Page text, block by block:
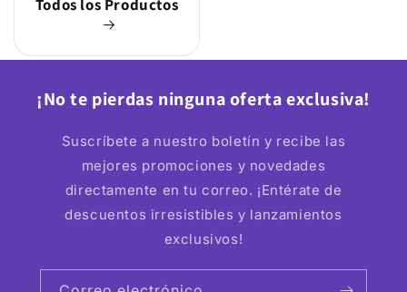
Todos los Productos
¡No te pierdas ninguna oferta exclusiva!
Suscríbete a nuestro boletín y recibe las
mejores promociones y novedades
directamente en tu correo. ¡Entérate de
descuentos irresistibles y lanzamientos
exclusivos!